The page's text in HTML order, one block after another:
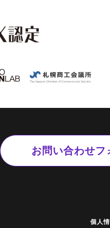
お問い合わせフ
個人